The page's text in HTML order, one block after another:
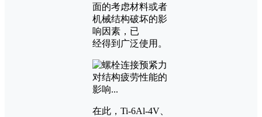
面的考虑材料或者
机械结构破坏的影
响因素，已
经得到广泛使用。
在此，Ti-6Al-4V、